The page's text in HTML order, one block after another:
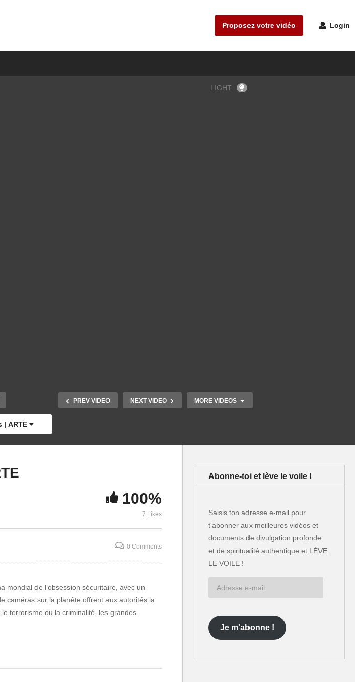
Proposez votre vidéo Login
LIGHT
PREV VIDEO NEXT VIDEO MORE VIDEOS
compteurs communicants
Linky ? Conférence de
Stéphane Lhomme.
Le monde
– Marie-
| ARTE
100%
7 Likes
0 Comments
mondial de l’obsession sécuritaire, avec un
caméras sur la planète offrent aux autorités la
terrorisme ou la criminalité, les grandes
de dos, à leur simple démarche. En
des passants.
Abonne-toi et lève le voile !
Saisis ton adresse e-mail pour
t'abonner aux meilleures vidéos et
documents de divulgation profonde
et de spiritualité authentique et LÈVE
LE VOILE !
Je m'abonne !